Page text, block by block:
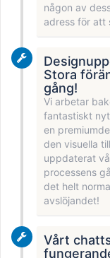
någon av
adress för att
Stora
gång!
Vi arbetar
fantastiskt
en
den visuella
uppdaterat
processens
det helt
avslöjandet!
Vårt